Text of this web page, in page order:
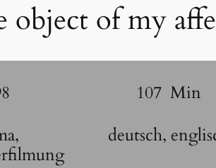
object of my
,
107 Min
deutsch,